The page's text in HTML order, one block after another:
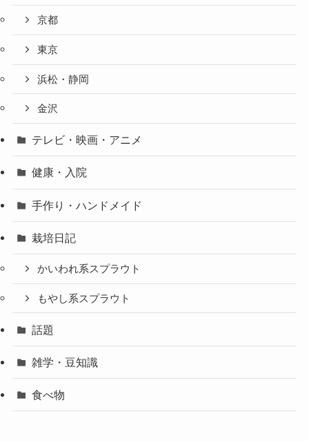
京都
東京
浜松・静岡
金沢
テレビ・映画・アニメ
健康・入院
手作り・ハンドメイド
栽培日記
かいわれ系スプラウト
もやし系スプラウト
話題
雑学・豆知識
食べ物